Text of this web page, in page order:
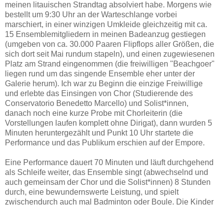
meinen litauischen Strandtag absolviert habe. Morgens wie
bestellt um 9:30 Uhr an der Warteschlange vorbei
marschiert, in einer winzigen Umkleide gleichzeitig mit ca.
15 Ensemblemitgliedern in meinen Badeanzug gestiegen
(umgeben von ca. 30.000 Paaren Flipflops aller Größen, die
sich dort seit Mai rundum stapeln), und einen zugewiesenen
Platz am Strand eingenommen (die freiwilligen "Beachgoer"
liegen rund um das singende Ensemble eher unter der
Galerie herum). Ich war zu Beginn die einzige Freiwillige
und erlebte das Einsingen von Chor (Studierende des
Conservatorio Benedetto Marcello) und Solist*innen,
danach noch eine kurze Probe mit Chorleiterin (die
Vorstellungen laufen komplett ohne Dirigat), dann wurden 5
Minuten heruntergezählt und Punkt 10 Uhr startete die
Performance und das Publikum erschien auf der Empore.
Eine Performance dauert 70 Minuten und läuft durchgehend
als Schleife weiter, das Ensemble singt (abwechselnd und
auch gemeinsam der Chor und die Solist*innen) 8 Stunden
durch, eine bewundernswerte Leistung, und spielt
zwischendurch auch mal Badminton oder Boule. Die Kinder